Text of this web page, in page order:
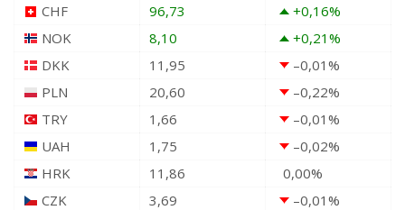
CHF
96,73 +0,16%
NOK
8,10 +0,21%
DKK
11,95 –0,01%
PLN
20,60 –0,22%
TRY
1,66 –0,01%
UAH
1,75 –0,02%
HRK
11,86 0,00%
CZK
3,69 –0,01%